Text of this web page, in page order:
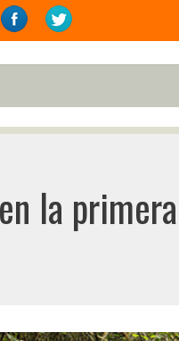
la primera